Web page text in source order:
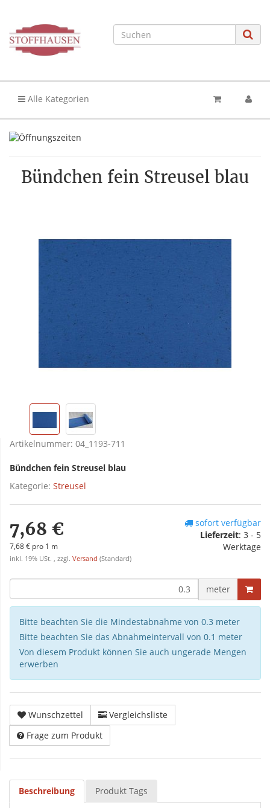
Alle Kategorien
Bündchen fein Streusel blau
Artikelnummer: 04_1193-711
Bündchen fein Streusel blau
Kategorie: Streusel
7,68 €
7,68 € pro 1 m
inkl. 19% USt. , zzgl. Versand (Standard)
sofort verfügbar
Lieferzeit: 3 - 5
Werktage
meter
Bitte beachten Sie die Mindestabnahme von 0.3 meter
Bitte beachten Sie das Abnahmeintervall von 0.1 meter
Von diesem Produkt können Sie auch ungerade Mengen
erwerben
Wunschzettel
Vergleichsliste
Frage zum Produkt
Beschreibung Produkt Tags